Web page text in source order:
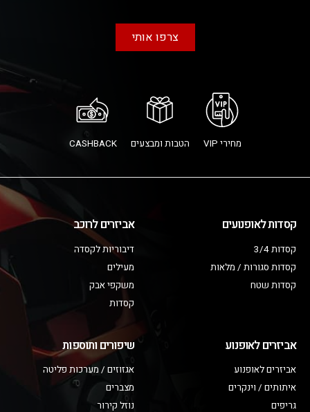
צרפו אותי
מחירי VIP הטבות ומבצעים CASHBACK
קסדות לאופנועים
קסדות 3/4
קסדות סגורות / מלאות
קסדות שטח
אביזרים לרוכב
דיבוריות לקסדה
מעילים
משקפי אבק
קסדות
אביזרים לאופנוע
אביזרים לאופנוע
איתותים / וינקרים
גריפים
שיפורים ותוספות
אגזוזים / מערכות פליטה
מצברים
נוזל קירור